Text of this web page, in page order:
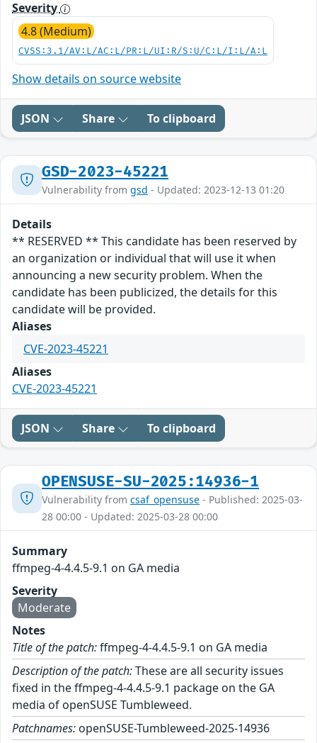
Severity
4.8 (Medium)
CVSS:3.1/AV:L/AC:L/PR:L/UI:R/S:U/C:L/I:L/A:L
Show details on source website
JSON Share To clipboard
GSD-2023-45221
Vulnerability from gsd - Updated: 2023-12-13 01:20
Details
** RESERVED ** This candidate has been reserved by
an organization or individual that will use it when
announcing a new security problem. When the
candidate has been publicized, the details for this
candidate will be provided.
Aliases
CVE-2023-45221
Aliases
CVE-2023-45221
JSON Share To clipboard
OPENSUSE-SU-2025:14936-1
Vulnerability from csaf_opensuse - Published: 2025-03-
28 00:00 - Updated: 2025-03-28 00:00
Summary
ffmpeg-4-4.4.5-9.1 on GA media
Severity
Moderate
Notes
Title of the patch:ffmpeg-4-4.4.5-9.1 on GA media
Description of the patch:These are all security issues
fixed in the ffmpeg-4-4.4.5-9.1 package on the GA
media of openSUSE Tumbleweed.
Patchnames: openSUSE-Tumbleweed-2025-14936